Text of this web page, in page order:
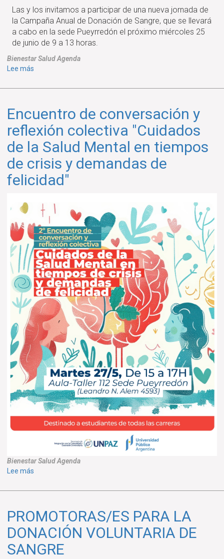
cuarta
colecta
Las y los invitamos a participar de una nueva jornada de
la Campaña Anual de Donación de Sangre, que se llevará
a cabo en la sede Pueyrredón el próximo miércoles 25
de junio de 9 a 13 horas.
BienestarSaludAgenda
Lee más
anual
donación
sangre:
segunda
colecta
Encuentro de conversación y
reflexión colectiva "Cuidados
de la Salud Mental en tiempos
de crisis y demandas de
felicidad"
BienestarSaludAgenda
Lee más
de
y
reflexión
colectiva
"Cuidados
PROMOTORAS/ES PARA LA
DONACIÓN VOLUNTARIA DE
SANGRE